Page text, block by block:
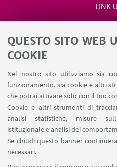
QUESTO SITO WEB
COOKIE
Nel nostro sito utilizziamo sia
funzionamento, sia cookie e altri
che potrai attivare solo con il tuo
Cookie e altri strumenti di
analisi statistiche, misure
istituzionale e analisi dei
Se chiudi questo banner
necessari.
LINK
Salute e
Ministero della Salute
SEGUI IL